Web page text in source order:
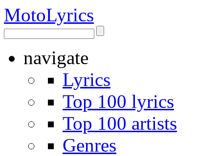
MotoLyrics
navigate
Lyrics
Top 100 lyrics
Top 100 artists
Genres